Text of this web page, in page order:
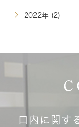
2022年 (2)
口内に関す